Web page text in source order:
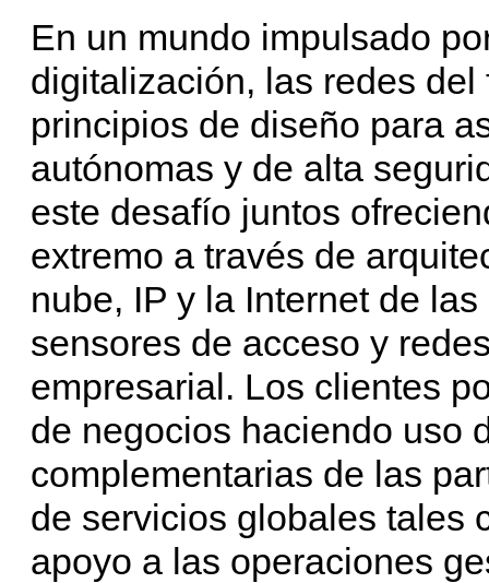
En un mundo impulsado
digitalización, las redes
principios de diseño para
autónomas y de alta
este desafío juntos
extremo a través de
nube, IP y la Internet de
sensores de acceso y
empresarial. Los clientes
de negocios haciendo uso
complementarias de las
de servicios globales tales
apoyo a las operaciones